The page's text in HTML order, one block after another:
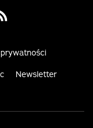
Youtube
us on Rss
Newsletter